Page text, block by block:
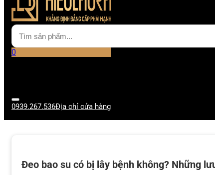
0
0939.267.536Địa chỉ cửa hàng
Đeo bao su có bị lây bệnh không? Những